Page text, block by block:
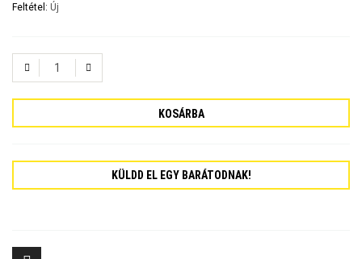
Feltétel: Új
KOSÁRBA
KÜLDD EL EGY BARÁTODNAK!